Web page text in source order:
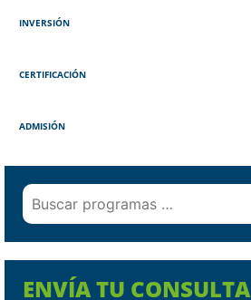
INVERSIÓN
CERTIFICACIÓN
ADMISIÓN
ENVÍA TU CONSULTA